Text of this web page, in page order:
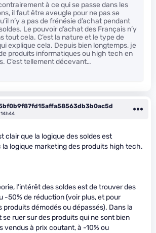
à ce qui se passe dans les
il faut être aveugle pour ne pas se
n’y a pas de frénésie d’achat pendant
Le pouvoir d’achat des Français n’y
tout cela. C’est la nature et le type de
explique cela. Depuis bien longtemps, je
produits informatiques ou high tech en
C’est tellement décevant…
clair que la logique des soldes est
logique marketing des produits high tech.
l’intérêt des soldes est de trouver des
-50% de réduction (voir plus, et pour
produits démodés ou dépassés). Dans la
se ruer sur des produits qui ne sont bien
vendus à prix coutant, à -10% ou